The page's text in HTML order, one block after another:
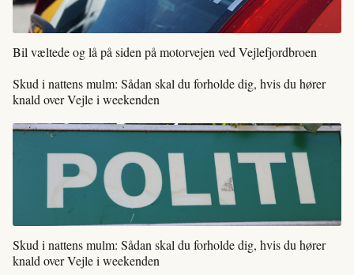
Bil væltede og lå på siden på motorvejen ved Vejlefjordbroen
Skud i nattens mulm: Sådan skal du forholde dig, hvis du hører
knald over Vejle i weekenden
Skud i nattens mulm: Sådan skal du forholde dig, hvis du hører
knald over Vejle i weekenden